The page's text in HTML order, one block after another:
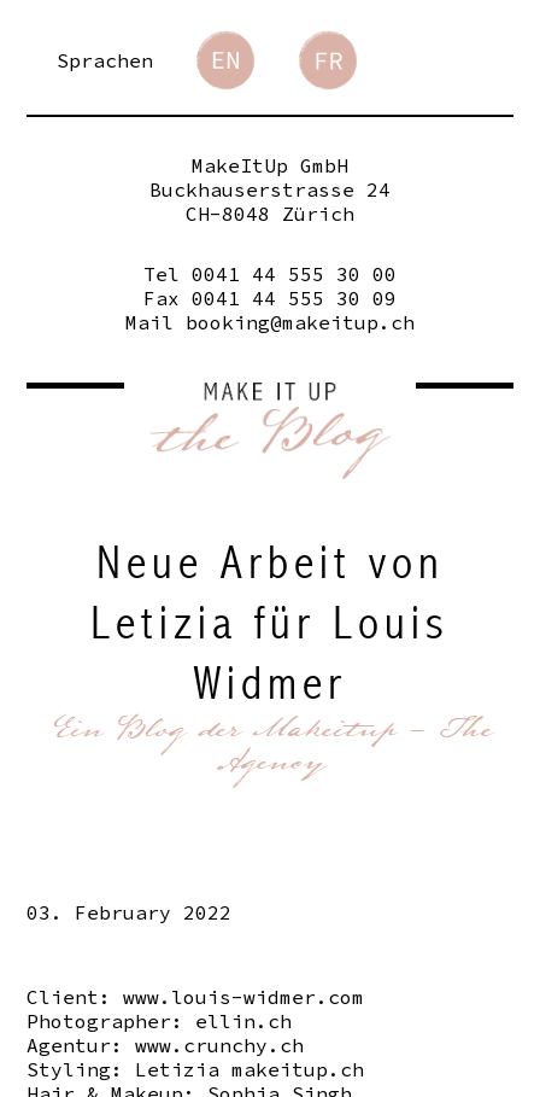
Sprachen
MakeItUp GmbH
Buckhauserstrasse 24
CH-8048 Zürich
Tel 0041 44 555 30 00
Fax 0041 44 555 30 09
Mail booking@makeitup.ch
Neue Arbeit von
Letizia für Louis
Widmer
Ein Blog der Makeitup - The
Agency
03. February 2022
Client:www.louis-widmer.com
Photographer: ellin.ch
Agentur:www.crunchy.ch
Styling: Letiziamakeitup.ch